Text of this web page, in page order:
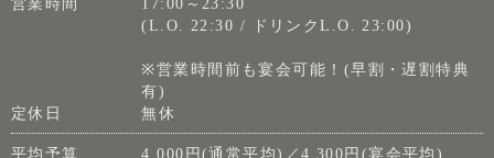
(L.O. 22:30 / ドリンクL.O. 23:00)
※営業時間前も宴会可能！(早割・遅割特典
有)
定休日
無休
平均予算
4,000円(通常平均)／4,300円(宴会平均)